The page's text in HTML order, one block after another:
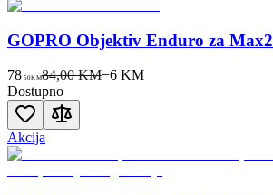
GOPRO Objektiv Enduro za Max2
78 50KM84,00 KM−6KM
Dostupno
Akcija